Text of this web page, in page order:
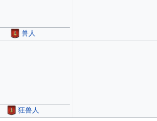
兽人
狂兽人